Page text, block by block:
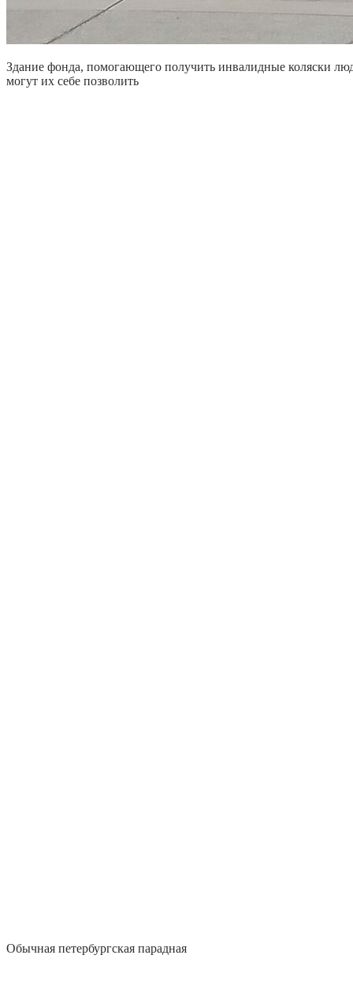
Здание фонда, помогающего получить инвалидные коляски
могут их себе позволить
Обычная петербургская парадная